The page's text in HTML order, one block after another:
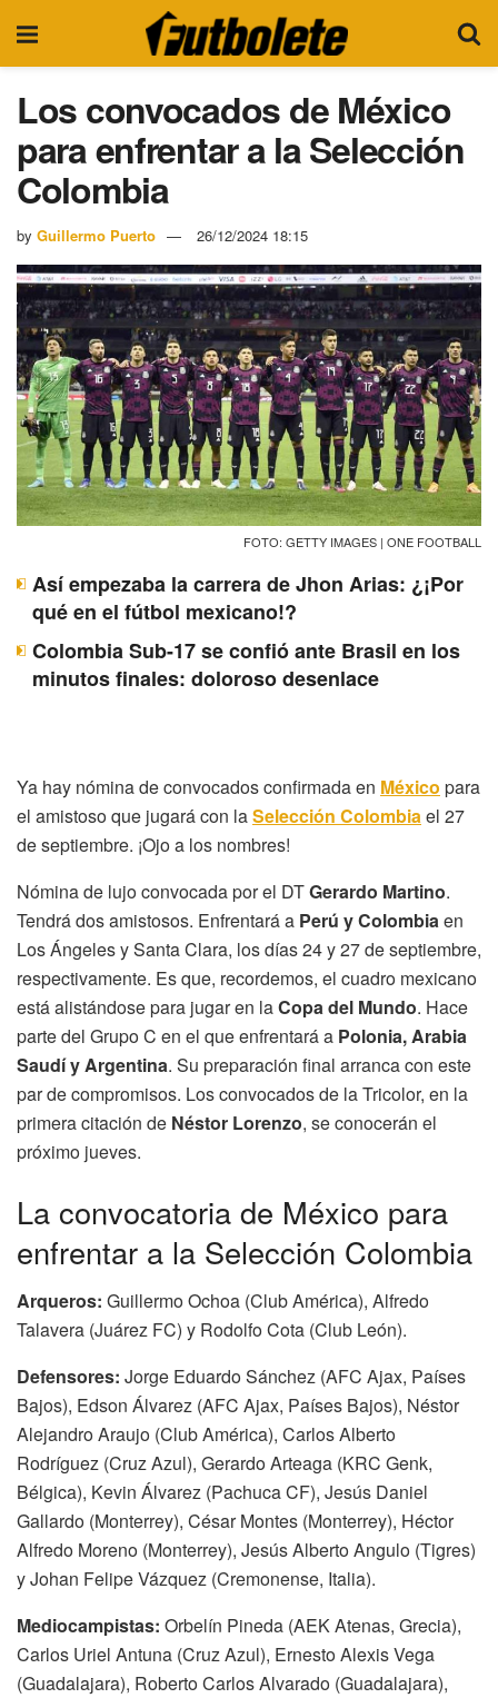
Los convocados de México
para enfrentar a la Selección
Colombia
by Guillermo Puerto 26/12/2024 18:15
FOTO: GETTY IMAGES | ONE FOOTBALL
Así empezaba la carrera de Jhon Arias: ¿¡Por
qué en el fútbol mexicano!?
Colombia Sub-17 se confió ante Brasil en los
minutos finales: doloroso desenlace
Ya hay nómina de convocados confirmada en México para
el amistoso que jugará con laSelección Colombiael 27
de septiembre. ¡Ojo a los nombres!
Nómina de lujo convocada por el DTGerardo Martino.
Tendrá dos amistosos. Enfrentará a Perú y Colombiaen
Los Ángeles y Santa Clara, los días 24 y 27 de septiembre,
respectivamente. Es que, recordemos, el cuadro mexicano
está alistándose para jugar en laCopa del Mundo. Hace
parte del Grupo C en el que enfrentará a Polonia, Arabia
Saudí y Argentina. Su preparación final arranca con este
par de compromisos. Los convocados de la Tricolor, en la
primera citación de Néstor Lorenzo, se conocerán el
próximo jueves.
La convocatoria de México para
enfrentar a la Selección Colombia
Arqueros: Guillermo Ochoa (Club América), Alfredo
Talavera (Juárez FC) y Rodolfo Cota (Club León).
Defensores: Jorge Eduardo Sánchez (AFC Ajax, Países
Bajos), Edson Álvarez (AFC Ajax, Países Bajos), Néstor
Alejandro Araujo (Club América), Carlos Alberto
Rodríguez (Cruz Azul), Gerardo Arteaga (KRC Genk,
Bélgica), Kevin Álvarez (Pachuca CF), Jesús Daniel
Gallardo (Monterrey), César Montes (Monterrey), Héctor
Alfredo Moreno (Monterrey), Jesús Alberto Angulo (Tigres)
y Johan Felipe Vázquez (Cremonense, Italia).
Mediocampistas: Orbelín Pineda (AEK Atenas, Grecia),
Carlos Uriel Antuna (Cruz Azul), Ernesto Alexis Vega
(Guadalajara), Roberto Carlos Alvarado (Guadalajara),